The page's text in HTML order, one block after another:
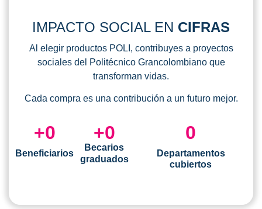
IMPACTO SOCIAL EN CIFRAS
Al elegir productos POLI, contribuyes a proyectos
sociales del Politécnico Grancolombiano que
transforman vidas.
Cada compra es una contribución a un futuro mejor.
Beneficiarios
+0
Becarios
graduados
+0 0
Departamentos
cubiertos